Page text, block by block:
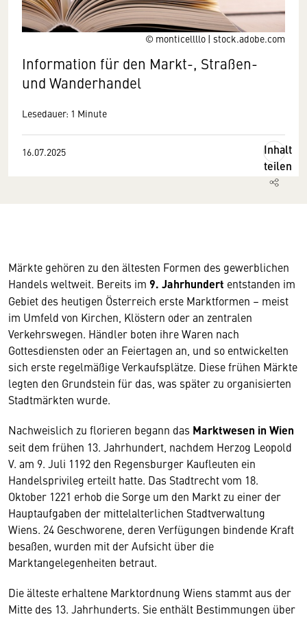
© monticellllo | stock.adobe.com
Information für den Markt-, Straßen-
und Wanderhandel
Lesedauer: 1 Minute
16.07.2025
Inhalt
teilen
Märkte gehören zu den ältesten Formen des gewerblichen
Handels weltweit. Bereits im 9. Jahrhundert entstanden im
Gebiet des heutigen Österreich erste Marktformen – meist
im Umfeld von Kirchen, Klöstern oder an zentralen
Verkehrswegen. Händler boten ihre Waren nach
Gottesdiensten oder an Feiertagen an, und so entwickelten
sich erste regelmäßige Verkaufsplätze. Diese frühen Märkte
legten den Grundstein für das, was später zu organisierten
Stadtmärkten wurde.
Nachweislich zu florieren begann das Marktwesen in Wien
seit dem frühen 13. Jahrhundert, nachdem Herzog Leopold
V. am 9. Juli 1192 den Regensburger Kaufleuten ein
Handelsprivileg erteilt hatte. Das Stadtrecht vom 18.
Oktober 1221 erhob die Sorge um den Markt zu einer der
Hauptaufgaben der mittelalterlichen Stadtverwaltung
Wiens. 24 Geschworene, deren Verfügungen bindende Kraft
besaßen, wurden mit der Aufsicht über die
Marktangelegenheiten betraut.
Die älteste erhaltene Marktordnung Wiens stammt aus der
Mitte des 13. Jahrhunderts. Sie enthält Bestimmungen über